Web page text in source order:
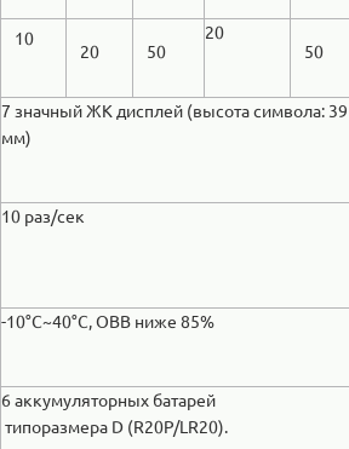
10
20 50
20
50
7 значный ЖК дисплей (высота cимвола: 39
мм)
10 раз/сек
-10°C~40°C, ОВВ ниже 85%
6 аккумуляторных батарей
типоразмера D (R20P/LR20).